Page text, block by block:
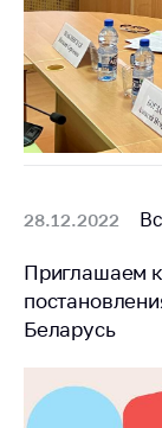
Контакты
Адрес и
работы
Горячая
Пресс-
Важное на
28.12.2022
Приглашаем
Беларусь